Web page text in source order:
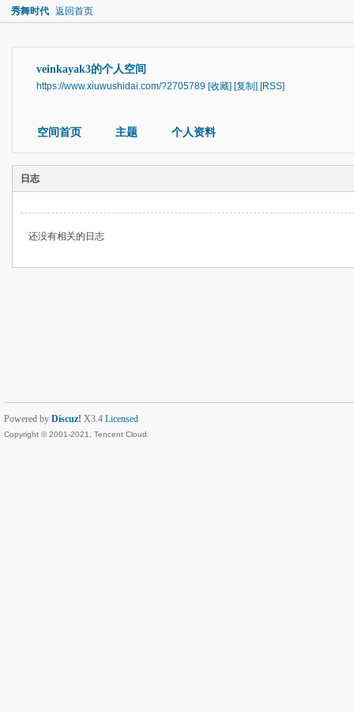
秀舞时代 返回首页
veinkayak3的个人空间
https://www.xiuwushidai.com/?2705789 [收藏] [复制] [RSS]
空间首页 主题 个人资料
日志
还没有相关的日志
Powered by Discuz! X3.4 Licensed
Copyright © 2001-2021, Tencent Cloud.